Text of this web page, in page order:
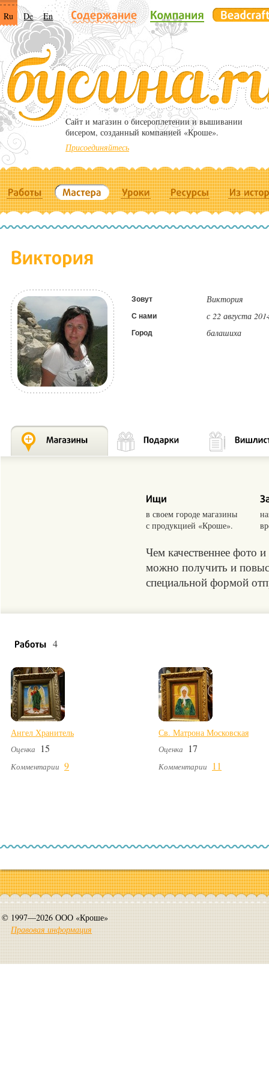
Ru De En
Cайт и магазин о бисероплетении и вышивании
бисером, созданный компанией «Кроше».
Присоединяйтесь
Зовут Виктория
С нами с 22 августа
Город балашиха
в своем городе магазины
с продукцией «Кроше».
Чем качественнее фото
можно получить и
специальной формой
4
Ангел Хранитель
Оценка 15
Комментарии 9
Св. Матрона Московская
Оценка 17
Комментарии 11
© 1997—2026 ООО «Кроше»
Правовая информация